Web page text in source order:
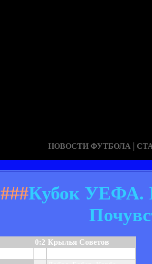
НОВОСТИ ФУТБОЛА |
###Кубок УЕФА.
0:2 Крылья Советов